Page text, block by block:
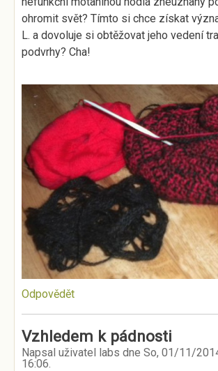
ohromit svět? Tímto si chce získat
L. a dovoluje si obtěžovat jeho vedení
podvrhy? Cha!
Odpovědět
Vzhledem k pádnosti
Napsal uživatel labs dne So, 01/11/
16:06